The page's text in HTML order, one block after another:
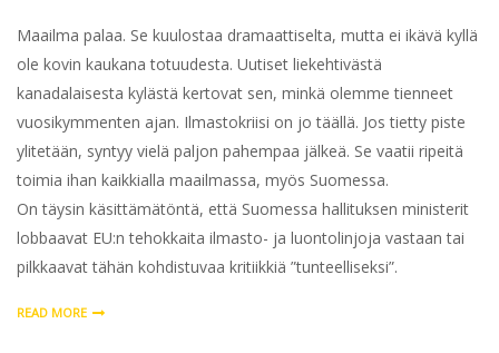
Maailma palaa. Se kuulostaa dramaattiselta, mutta ei ikävä kyllä
ole kovin kaukana totuudesta. Uutiset liekehtivästä
kanadalaisesta kylästä kertovat sen, minkä olemme tienneet
vuosikymmenten ajan. Ilmastokriisi on jo täällä. Jos tietty piste
ylitetään, syntyy vielä paljon pahempaa jälkeä. Se vaatii ripeitä
toimia ihan kaikkialla maailmassa, myös Suomessa.
On täysin käsittämätöntä, että Suomessa hallituksen ministerit
lobbaavat EU:n tehokkaita ilmasto- ja luontolinjoja vastaan tai
pilkkaavat tähän kohdistuvaa kritiikkiä ”tunteelliseksi”.
READ MORE